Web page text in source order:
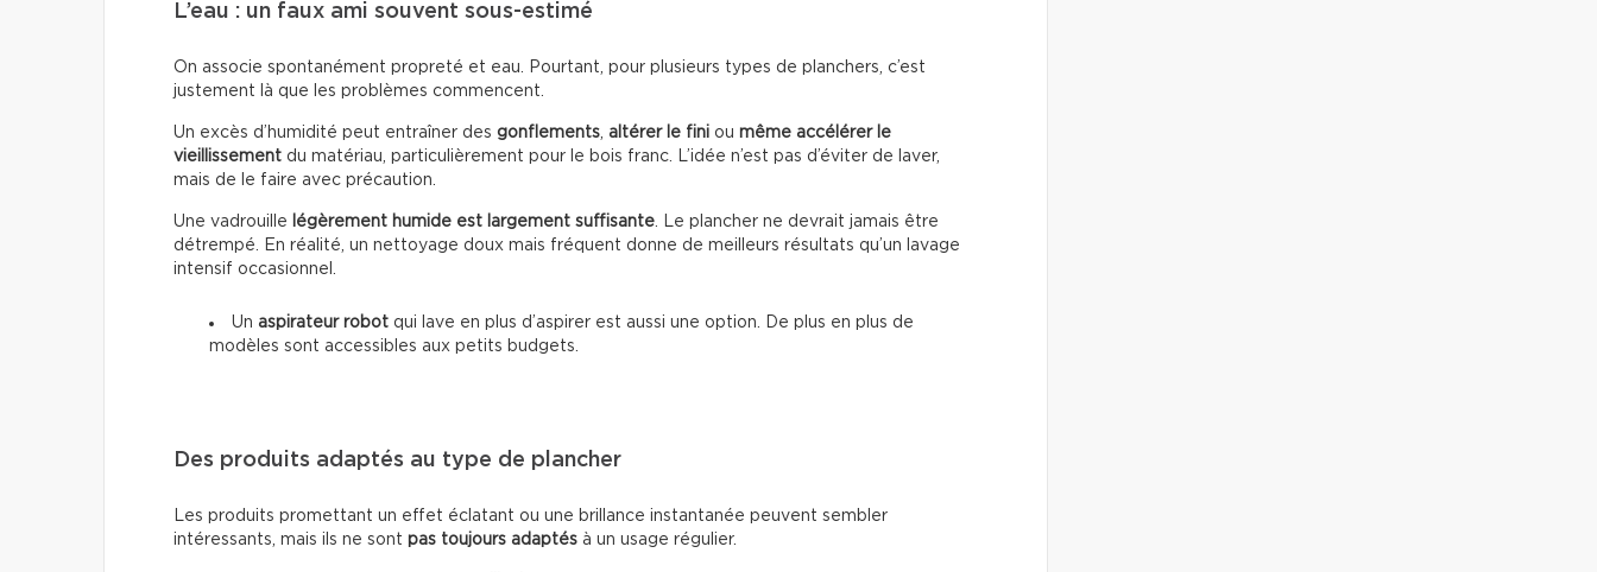
L’eau : un faux ami souvent sous-estimé
On associe spontanément propreté et eau. Pourtant, pour plusieurs types de planchers, c’est
justement là que les problèmes commencent.
Un excès d’humidité peut entraîner des gonflements, altérer le fini ou même accélérer le
vieillissement du matériau, particulièrement pour le bois franc. L’idée n’est pas d’éviter de laver,
mais de le faire avec précaution.
Une vadrouille légèrement humide est largement suffisante. Le plancher ne devrait jamais être
détrempé. En réalité, un nettoyage doux mais fréquent donne de meilleurs résultats qu’un lavage
intensif occasionnel.
Un aspirateur robot qui lave en plus d’aspirer est aussi une option. De plus en plus de
modèles sont accessibles aux petits budgets.
Des produits adaptés au type de plancher
Les produits promettant un effet éclatant ou une brillance instantanée peuvent sembler
intéressants, mais ils ne sont pas toujours adaptés à un usage régulier.